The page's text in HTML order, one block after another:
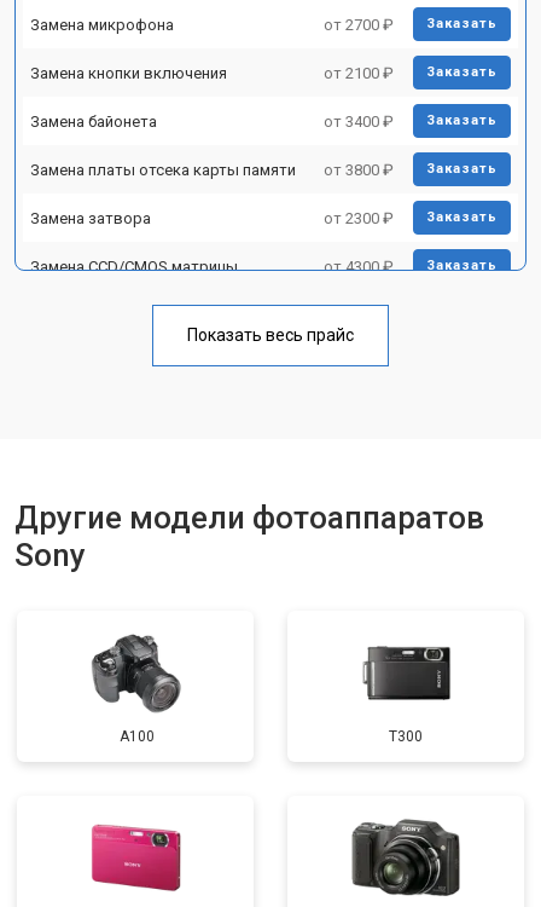
Замена микрофона от 2700 ₽ Заказать
Замена кнопки включения от 2100 ₽ Заказать
Замена байонета от 3400 ₽ Заказать
Замена платы отсека карты памяти от 3800 ₽ Заказать
Замена затвора от 2300 ₽ Заказать
Замена CCD/CMOS матрицы от 4300 ₽ Заказать
Чистка матрицы от 3100 ₽
Показать весь прайс
Другие модели фотоаппаратов
Sony
A100 T300